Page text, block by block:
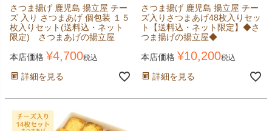
さつま揚げ 鹿児島 揚立屋 チー
ズ 入り さつまあげ 個包装 １５
枚入りセット(送料込・ネット
限定) さつまあげの揚立屋
本店価格 ¥4,700税込
詳細を見る
さつま揚げ 鹿児島 揚立屋 チー
ズ入りさつまあげ48枚入りセッ
ト【送料込・ネット限定】◆さ
つま揚げの揚立屋◆
本店価格 ¥10,200税込
詳細を見る